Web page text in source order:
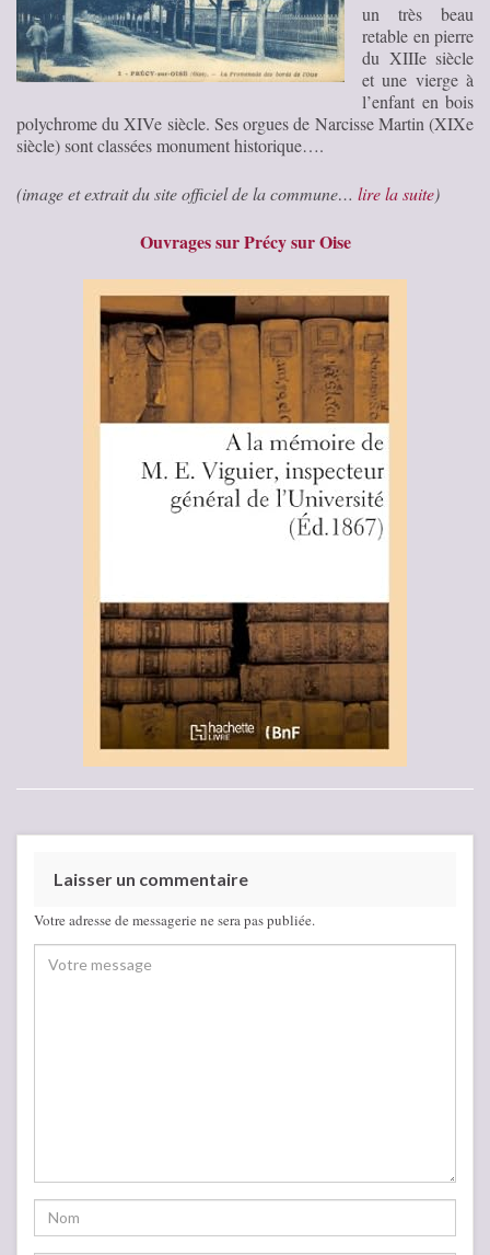
un très beau
retable en pierre
du XIIIe siècle
et une vierge à
l’enfant en bois
polychrome du XIVe siècle. Ses orgues de Narcisse Martin (XIXe
siècle) sont classées monument historique….
(image et extrait du site officiel de la commune… lire la suite)
Ouvrages sur Précy sur Oise
Laisser un commentaire
Votre adresse de messagerie ne sera pas publiée.